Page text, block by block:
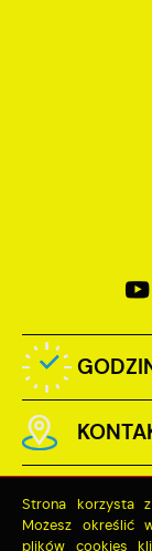
Strona korzysta
Możesz określić
plików cookies